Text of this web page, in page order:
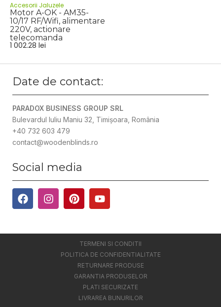
Accesorii Jaluzele
Motor A-OK - AM35-
10/17 RF/Wifi, alimentare
220V, actionare
telecomanda
1 002.28 lei
Date de contact:
PARADOX BUSINESS GROUP SRL
Bulevardul Iuliu Maniu 32, Timișoara, România
+40 732 603 479
contact@woodenblinds.ro
Social media
TERMENI SI CONDITII
POLITICA DE CONFIDENTIALITATE
RETURNARE PRODUSE
GARANTIA PRODUSELOR
PLATI SECURIZATE
LIVRAREA BUNURILOR